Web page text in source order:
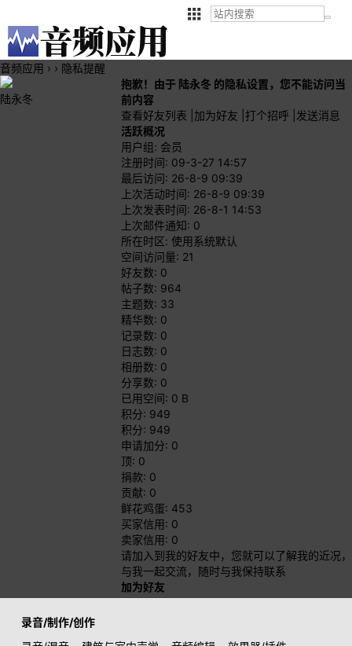
音频应用 › › 隐私提醒
陆永冬
抱歉！由于 陆永冬 的隐私设置，您不能访问当
前内容
查看好友列表
加为好友 打个招呼
发送消息
活跃概况
用户组: 会员
注册时间: 09-3-27 14:57
最后访问: 26-8-9 09:39
上次活动时间: 26-8-9 09:39
上次发表时间: 26-8-1 14:53
上次邮件通知: 0
所在时区: 使用系统默认
空间访问量: 21
好友数: 0
帖子数: 964
主题数: 33
精华数: 0
记录数: 0
日志数: 0
相册数: 0
分享数: 0
已用空间: 0 B
积分: 949
积分: 949
申请加分: 0
顶: 0
捐款: 0
贡献: 0
鲜花鸡蛋: 453
买家信用: 0
卖家信用: 0
请加入到我的好友中，您就可以了解我的近况，
与我一起交流，随时与我保持联系
加为好友
录音/制作/创作